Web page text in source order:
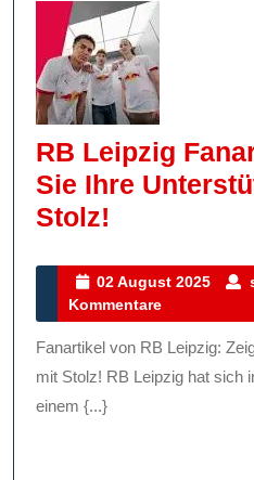
RB Leipzig
Sie Ihre
Stolz!
Fanartikel:
Zeigen
Sie
Ihre
02 August 2025
02
2025
Kommentare
Fanartikel von RB Leipzig: Zeigen Sie Ihre Unterstützung
mit Stolz! RB Leipzig hat sich
einem {...}